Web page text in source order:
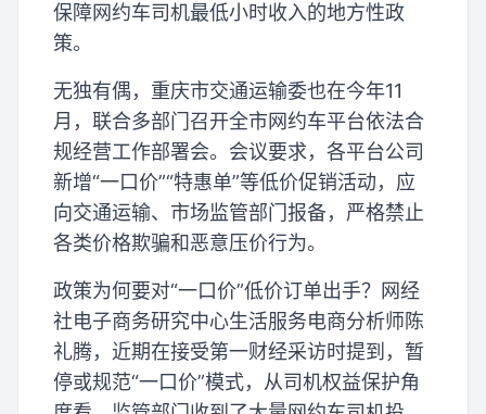
保障网约车司机最低小时收入的地方性政
策。
无独有偶，重庆市交通运输委也在今年11
月，联合多部门召开全市网约车平台依法合
规经营工作部署会。会议要求，各平台公司
新增“一口价”“特惠单”等低价促销活动，应
向交通运输、市场监管部门报备，严格禁止
各类价格欺骗和恶意压价行为。
政策为何要对“一口价”低价订单出手？网经
社电子商务研究中心生活服务电商分析师陈
礼腾，近期在接受第一财经采访时提到，暂
停或规范“一口价”模式，从司机权益保护角